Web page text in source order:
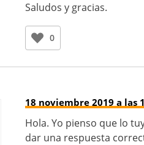
Saludos y gracias.
0
18 noviembre 2019 a las
Hola. Yo pienso que lo
dar una respuesta